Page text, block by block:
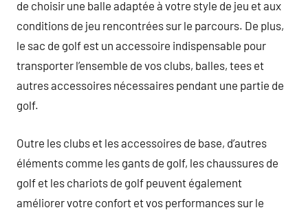
de choisir une balle adaptée à votre style de jeu et aux
conditions de jeu rencontrées sur le parcours. De plus,
le sac de golf est un accessoire indispensable pour
transporter l’ensemble de vos clubs, balles, tees et
autres accessoires nécessaires pendant une partie de
golf.
Outre les clubs et les accessoires de base, d’autres
éléments comme les gants de golf, les chaussures de
golf et les chariots de golf peuvent également
améliorer votre confort et vos performances sur le